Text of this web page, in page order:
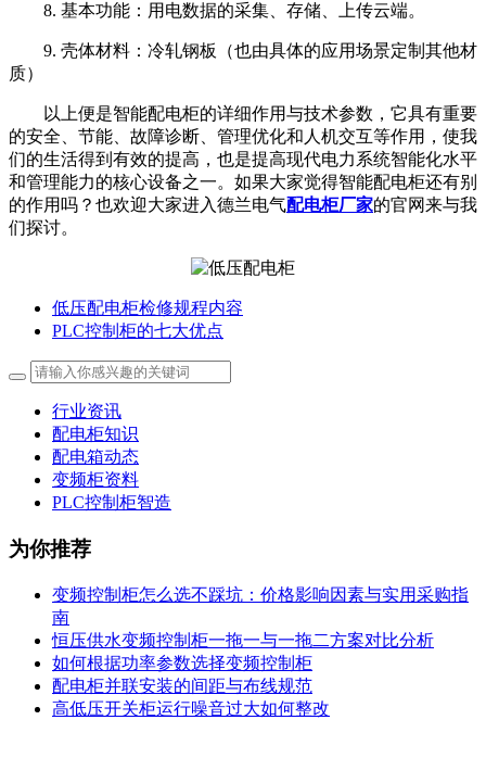
8. 基本功能：用电数据的采集、存储、上传云端。
9. 壳体材料：冷轧钢板 （也由具体的应用场景定制其他材
质）
以上便是智能配电柜的详细作用与技术参数，它具有重要
的安全、节能、故障诊断、管理优化和人机交互等作用，使我
们的生活得到有效的提高，也是提高现代电力系统智能化水平
和管理能力的核心设备之一。如果大家觉得智能配电柜还有别
的作用吗？也欢迎大家进入德兰电气配电柜厂家的官网来与我
们探讨。
低压配电柜检修规程内容
PLC控制柜的七大优点
行业资讯
配电柜知识
配电箱动态
变频柜资料
PLC控制柜智造
为你推荐
变频控制柜怎么选不踩坑：价格影响因素与实用采购指
南
恒压供水变频控制柜一拖一与一拖二方案对比分析
如何根据功率参数选择变频控制柜
配电柜并联安装的间距与布线规范
高低压开关柜运行噪音过大如何整改